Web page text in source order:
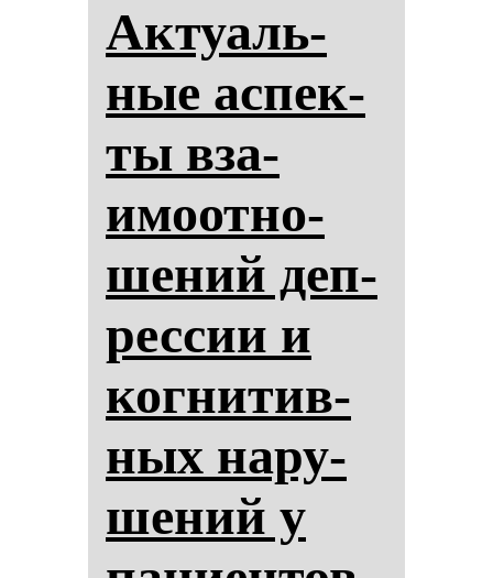
Ак­ту­аль­
ные ас­пек­
ты вза­
имоот­но­
ше­ний деп­
рес­сии и
ког­ни­тив­
ных на­ру­
ше­ний у